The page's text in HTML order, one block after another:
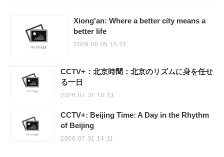
Xiong'an: Where a better city means a
better life
2026.08.05 15:21
CCTV+：北京時間：北京のリズムに身を任せ
る一日
2026.07.31 18:13
CCTV+: Beijing Time: A Day in the Rhythm
of Beijing
2026.07.31 14:11